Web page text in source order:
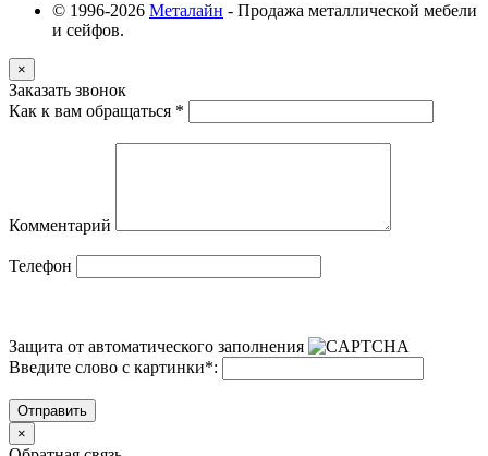
© 1996-2026 Металайн - Продажа металлической мебели
и сейфов.
×
Заказать звонок
Как к вам обращаться *
Комментарий
Телефон
Защита от автоматического заполнения
Введите слово с картинки*:
Отправить
×